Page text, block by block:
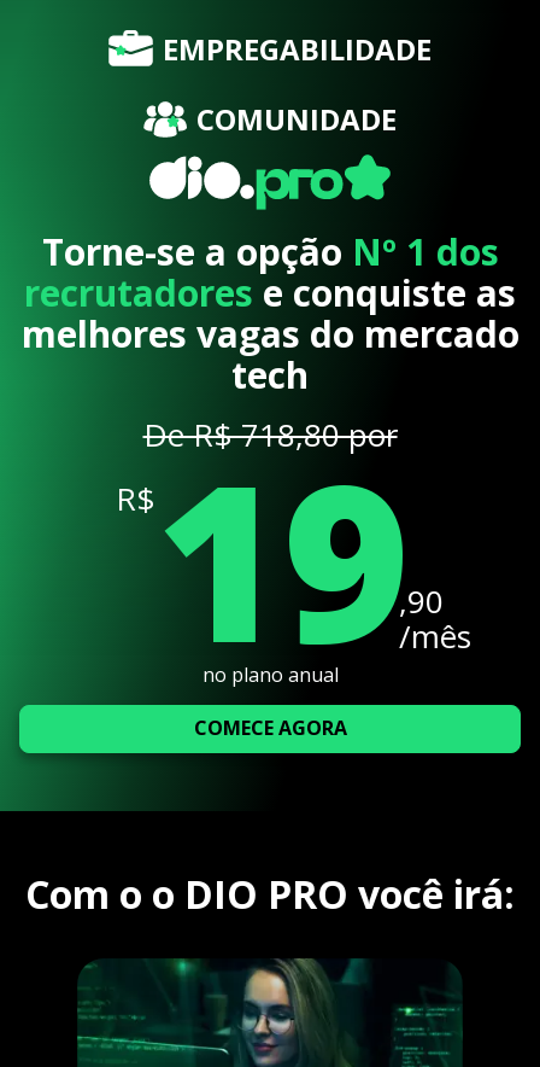
EMPREGABILIDADE
COMUNIDADE
Torne-se a opção Nº 1 dos
recrutadores e conquiste as
melhores vagas do mercado
tech
De R$ 718,80 por
R$ 19,90
/mês
no plano anual
COMECE AGORA
Com o o DIO PRO você irá: